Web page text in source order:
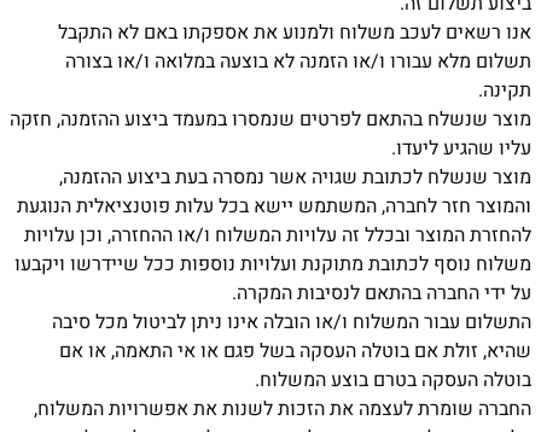
אנו רשאים לעכב משלוח ולמנוע את אספקתו באם לא התקבל
תשלום מלא עבורו ו/או הזמנה לא בוצעה במלואה ו/או בצורה
תקינה.
מוצר שנשלח בהתאם לפרטים שנמסרו במעמד ביצוע ההזמנה, חזקה
עליו שהגיע ליעדו.
מוצר שנשלח לכתובת שגויה אשר נמסרה בעת ביצוע ההזמנה,
והמוצר חזר לחברה, המשתמש יישא בכל עלות פוטנציאלית הנוגעת
להחזרת המוצר ובכלל זה עלויות המשלוח ו/או ההחזרה, וכן עלויות
משלוח נוסף לכתובת מתוקנת ועלויות נוספות ככל שיידרשו ויקבעו
על ידי החברה בהתאם לנסיבות המקרה.
התשלום עבור המשלוח ו/או הובלה אינו ניתן לביטול מכל סיבה
שהיא, זולת אם בוטלה העסקה בשל פגם או אי התאמה, או אם
בוטלה העסקה בטרם בוצע המשלוח.
החברה שומרת לעצמה את הזכות לשנות את אפשרויות המשלוח,